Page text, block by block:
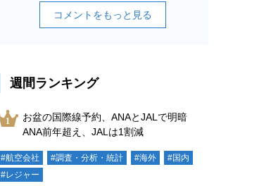
コメントをもっと見る
週間ランキング
お盆の国際線予約、ANAとJALで明暗
ANA前年超え、JALは1割減
#航空会社 #調査・分析・統計 #海外
#国内
#レジャー